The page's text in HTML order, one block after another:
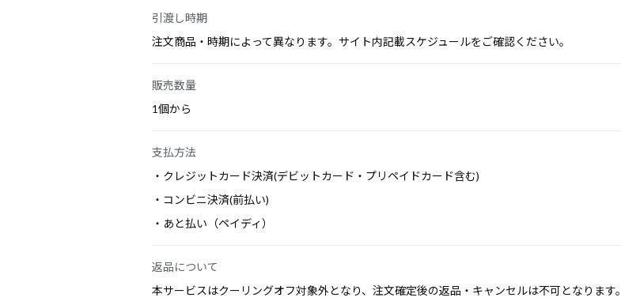
引渡し時期
注文商品・時期によって異なります。サイト内記載スケジュールをご確認ください。
販売数量
1個から
支払方法
・クレジットカード決済(デビットカード・プリペイドカード含む)
・コンビニ決済(前払い)
・あと払い（ペイディ）
返品について
本サービスはクーリングオフ対象外となり、注文確定後の返品・キャンセルは不可となります。